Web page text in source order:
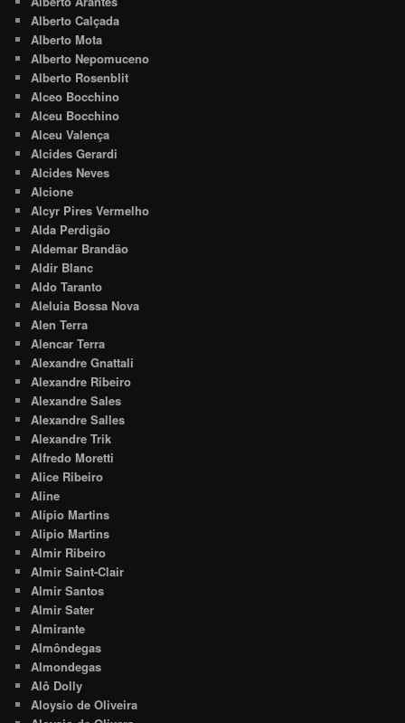
Alberto Calçada
Alberto Mota
Alberto Nepomuceno
Alberto Rosenblit
Alceo Bocchino
Alceu Bocchino
Alceu Valença
Alcides Gerardi
Alcides Neves
Alcione
Alcyr Pires Vermelho
Alda Perdigão
Aldemar Brandão
Aldir Blanc
Aldo Taranto
Aleluia Bossa Nova
Alen Terra
Alencar Terra
Alexandre Gnattali
Alexandre Ribeiro
Alexandre Sales
Alexandre Salles
Alexandre Trik
Alfredo Moretti
Alice Ribeiro
Aline
Alípio Martins
Alipio Martins
Almir Ribeiro
Almir Saint-Clair
Almir Santos
Almir Sater
Almirante
Almôndegas
Almondegas
Alô Dolly
Aloysio de Oliveira